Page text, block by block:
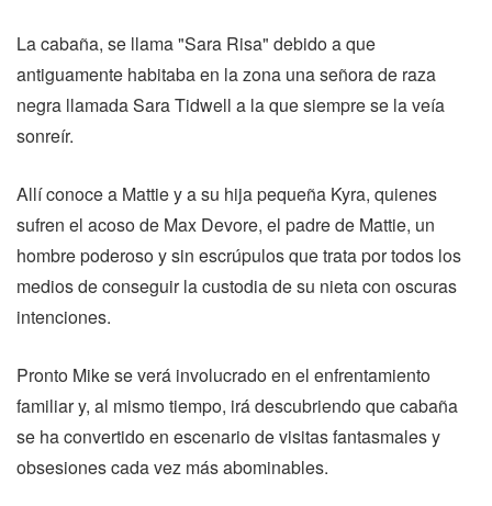
La cabaña, se llama "Sara Risa" debido a que
antiguamente habitaba en la zona una señora de raza
negra llamada Sara Tidwell a la que siempre se la veía
sonreír.
Allí conoce a Mattie y a su hija pequeña Kyra, quienes
sufren el acoso de Max Devore, el padre de Mattie, un
hombre poderoso y sin escrúpulos que trata por todos los
medios de conseguir la custodia de su nieta con oscuras
intenciones.
Pronto Mike se verá involucrado en el enfrentamiento
familiar y, al mismo tiempo, irá descubriendo que cabaña
se ha convertido en escenario de visitas fantasmales y
obsesiones cada vez más abominables.